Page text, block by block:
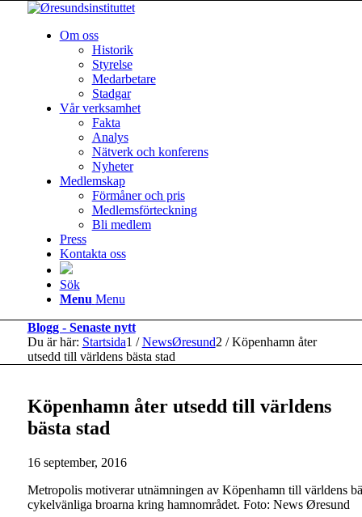
Om oss
Historik
Styrelse
Medarbetare
Stadgar
Vår verksamhet
Fakta
Analys
Nätverk och konferens
Nyheter
Medlemskap
Förmåner och pris
Medlemsförteckning
Bli medlem
Press
Kontakta oss
Sök
Menu Menu
Blogg - Senaste nytt
Du är här: Startsida1 / NewsØresund2 / Köpenhamn åter
utsedd till världens bästa stad
Köpenhamn åter utsedd till världens
bästa stad
16 september, 2016
Metropolis motiverar utnämningen av Köpenhamn till världens
cykelvänliga broarna kring hamnområdet. Foto: News Øresund